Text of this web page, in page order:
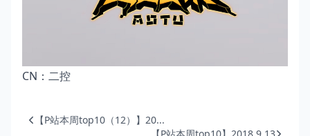
CN：二控
【P站本周top10（12）】20...